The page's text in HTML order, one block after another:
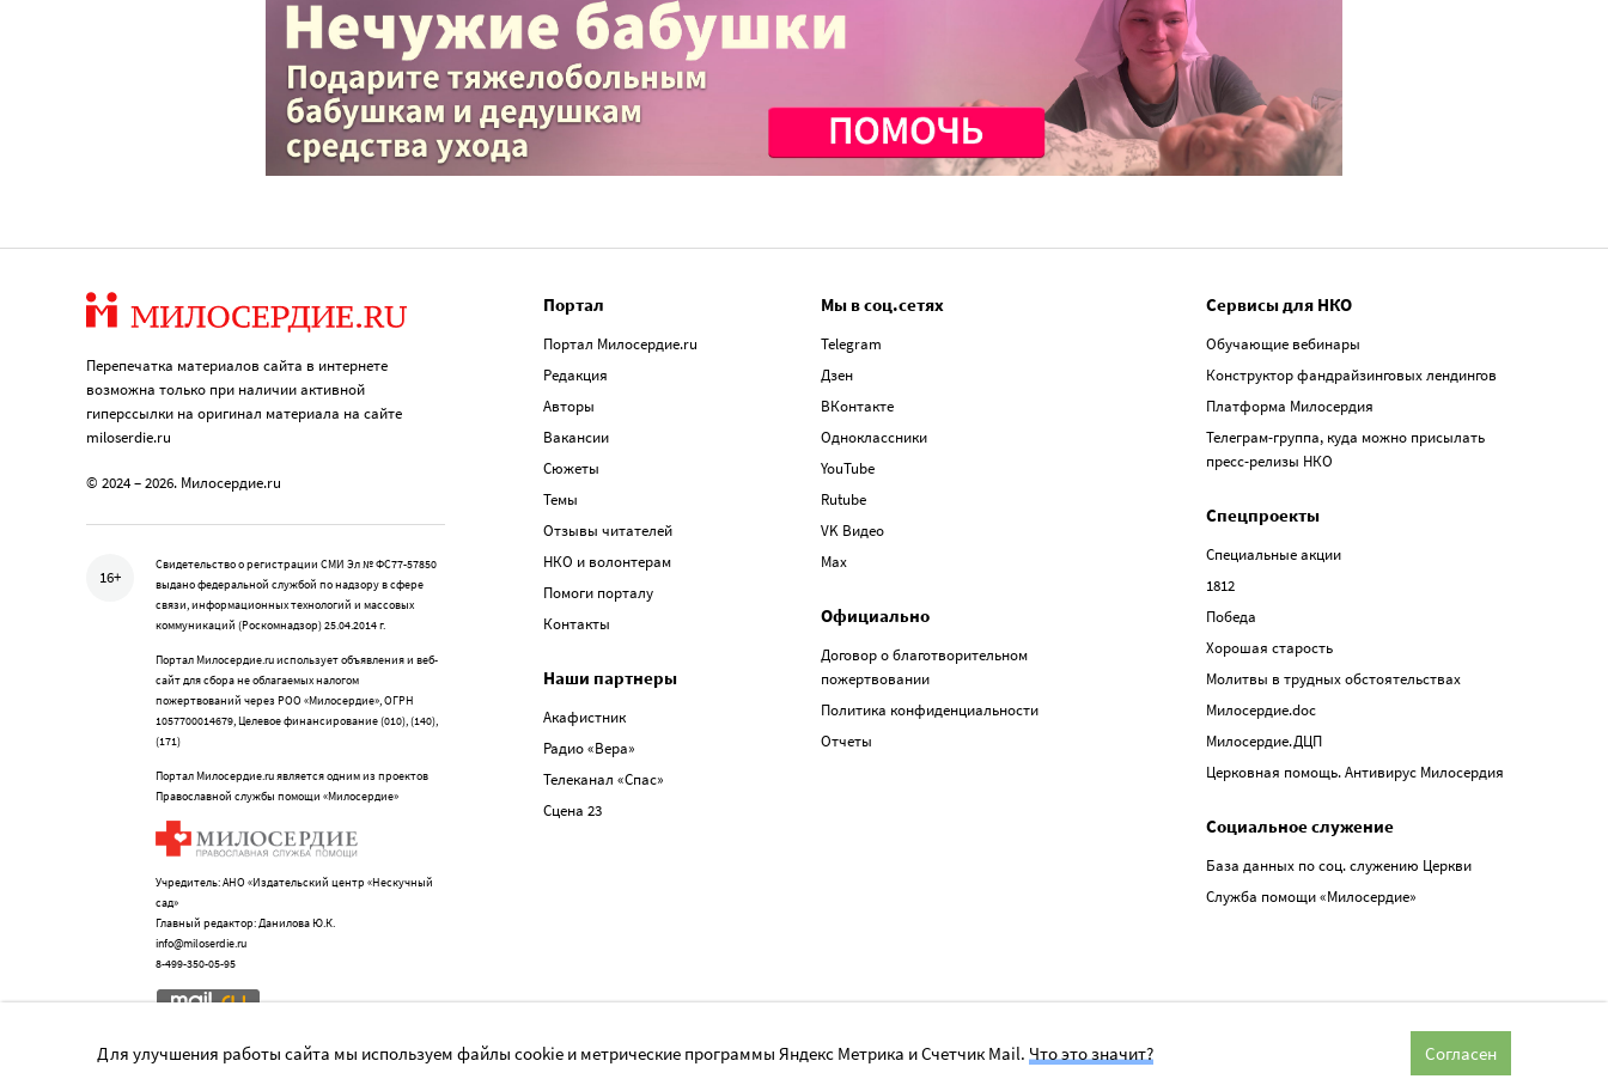
Перепечатка материалов сайта в интернете
возможна только при наличии активной
гиперссылки на оригинал материала на сайте
miloserdie.ru
© 2024 – 2026. Милосердие.ru
16+
Свидетельство о регистрации СМИ Эл № ФС77-57850
выдано федеральной службой по надзору в сфере
связи, информационных технологий и массовых
коммуникаций (Роскомнадзор) 25.04.2014 г.
Портал Милосердие.ru использует объявления и веб-
сайт для сбора не облагаемых налогом
пожертвований через РОО «Милосердие», ОГРН
1057700014679, Целевое финансирование (010), (140),
(171)
Портал Милосердие.ru является одним из проектов
Православной службы помощи «Милосердие»
Учредитель: АНО «Издательский центр «Нескучный
сад»
Главный редактор: Данилова Ю.К.
info@miloserdie.ru
8-499-350-05-95
Портал
Портал Милосердие.ru
Редакция
Авторы
Вакансии
Сюжеты
Темы
Отзывы читателей
НКО и волонтерам
Помоги порталу
Контакты
Наши партнеры
Акафистник
Радио «Вера»
Телеканал «Спас»
Сцена 23
Мы в соц.сетях
Telegram
Дзен
ВКонтакте
Одноклассники
YouTube
Rutube
VK Видео
Max
Официально
Договор о благотворительном
пожертвовании
Политика конфиденциальности
Отчеты
Сервисы для НКО
Обучающие вебинары
Конструктор фандрайзинговых лендингов
Платформа Милосердия
Телеграм-группа, куда можно присылать
пресс-релизы НКО
Спецпроекты
Специальные акции
1812
Победа
Хорошая старость
Молитвы в трудных обстоятельствах
Милосердие.doc
Милосердие.ДЦП
Церковная помощь. Антивирус Милосердия
Социальное служение
База данных по соц. служению Церкви
Служба помощи «Милосердие»
Для улучшения работы сайта мы используем файлы cookie и метрические программы Яндекс Метрика и Счетчик Mail.Что это значит? Согласен